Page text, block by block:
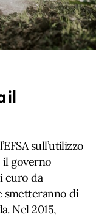
il
sull’utilizzo
il governo
euro da
smetteranno di
Nel 2015,